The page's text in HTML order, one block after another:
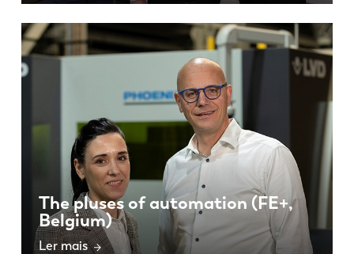
The pluses of automation (FE+,
Belgium)
Ler mais